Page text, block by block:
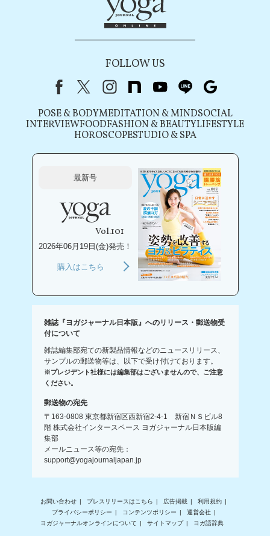
FOLLOW US
FacebookX（旧Twitter）
instagram
note youtubeline
POSE & BODYMEDITATION & MINDSOCIAL
INTERVIEWFOODFASHION & BEAUTYLIFESTYLE
HOROSCOPESTUDIO & SPA
最新号
Vol.101
2026年06月19日(金)発売！
購入はこちら
雑誌『ヨガジャーナル日本版』へのリリース・郵送物受
付について
雑誌編集部宛ての新製品情報などのニュースリリース、
サンプルの郵送物等は、以下で受け付けております。
※プレジデント社様には編集部はございませんので、ご注意
ください。
郵送物の宛先
〒163-0808 東京都新宿区西新宿2-4-1 新宿ＮＳビル8
階 株式会社インタースペース ヨガジャーナル日本版編
集部
メールニュース等の宛先：
support@yogajournaljapan.jp
お問い合わせ プレスリリースはこちら 広告掲載
利用規約
プライバシーポリシー
コンテンツポリシー
運営会社
ヨガジャーナルオンラインについて
サイトマップ ヨガ語辞典